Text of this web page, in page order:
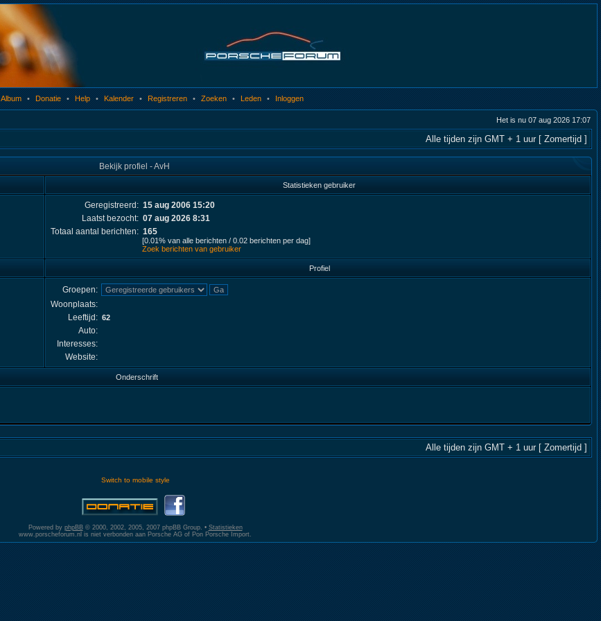
Album • Donatie • Help • Kalender • Registreren • Zoeken • Leden • Inloggen
Het is nu 07 aug 2026 17:07
Alle tijden zijn GMT + 1 uur [ Zomertijd ]
Bekijk profiel - AvH
Statistieken gebruiker
Geregistreerd: 15 aug 2006 15:20
Laatst bezocht: 07 aug 2026 8:31
Totaal aantal berichten: 165
[0.01% van alle berichten / 0.02 berichten per dag]
Zoek berichten van gebruiker
Profiel
Groepen:
Woonplaats:
Leeftijd: 62
Auto:
Interesses:
Website:
Onderschrift
Alle tijden zijn GMT + 1 uur [ Zomertijd ]
Switch to mobile style
Powered by phpBB© 2000, 2002, 2005, 2007 phpBB Group. • Statistieken
www.porscheforum.nl is niet verbonden aan Porsche AG of Pon Porsche Import.